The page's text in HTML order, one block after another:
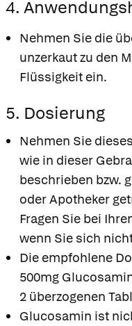
4.
Nehmen Sie die
unzerkaut zu den
Flüssigkeit ein.
5. Dosierung
Nehmen Sie
wie in dieser
beschrieben bzw.
oder Apotheker
Fragen Sie bei
wenn Sie sich
Die empfohlene
500mg
2 überzogenen
Glucosamin ist